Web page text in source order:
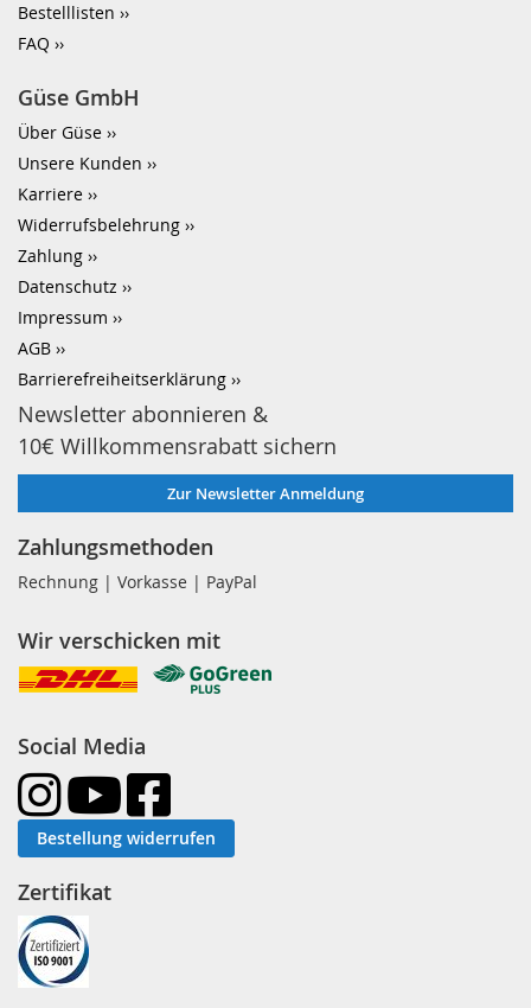
Bestelllisten
FAQ
Güse GmbH
Über Güse
Unsere Kunden
Karriere
Widerrufsbelehrung
Zahlung
Datenschutz
Impressum
AGB
Barrierefreiheitserklärung
Newsletter abonnieren &
10€ Willkommensrabatt sichern
Zur Newsletter Anmeldung
Zahlungsmethoden
Rechnung | Vorkasse | PayPal
Wir verschicken mit
Social Media
Bestellung widerrufen
Zertifikat